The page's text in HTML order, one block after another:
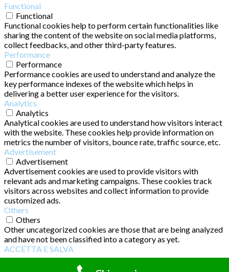
Functional
Functional
Functional cookies help to perform certain functionalities like
sharing the content of the website on social media platforms,
collect feedbacks, and other third-party features.
Performance
Performance
Performance cookies are used to understand and analyze the
key performance indexes of the website which helps in
delivering a better user experience for the visitors.
Analytics
Analytics
Analytical cookies are used to understand how visitors interact
with the website. These cookies help provide information on
metrics the number of visitors, bounce rate, traffic source, etc.
Advertisement
Advertisement
Advertisement cookies are used to provide visitors with
relevant ads and marketing campaigns. These cookies track
visitors across websites and collect information to provide
customized ads.
Others
Others
Other uncategorized cookies are those that are being analyzed
and have not been classified into a category as yet.
ACCETTA E SALVA